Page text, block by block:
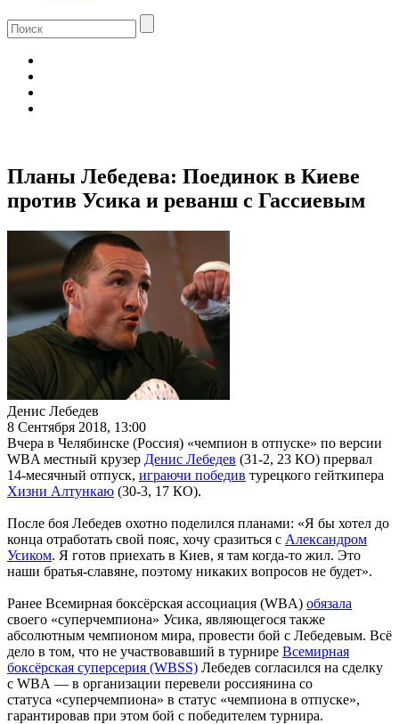
Планы Лебедева: Поединок в Киеве
против Усика и реванш с Гассиевым
Денис Лебедев
8 Сентября 2018, 13:00
Вчера в Челябинске (Россия) «чемпион в отпуске» по версии
WBA местный крузер Денис Лебедев (31-2, 23 КО) прервал
14-месячный отпуск, играючи победив турецкого гейткипера
Хизни Алтункаю (30-3, 17 КО).
После боя Лебедев охотно поделился планами: «Я бы хотел до
конца отработать свой пояс, хочу сразиться с Александром
Усиком. Я готов приехать в Киев, я там когда-то жил. Это
наши братья-славяне, поэтому никаких вопросов не будет».
Ранее Всемирная боксёрская ассоциация (WBA) обязала
своего «суперчемпиона» Усика, являющегося также
абсолютным чемпионом мира, провести бой с Лебедевым. Всё
дело в том, что не участвовавший в турнире Всемирная
боксёрская суперсерия (WBSS) Лебедев согласился на сделку
с WBA — в организации перевели россиянина со
статуса «суперчемпиона» в статус «чемпиона в отпуске»,
гарантировав при этом бой с победителем турнира.